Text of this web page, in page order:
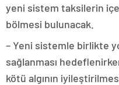
yeni sistem taksilerin
bölmesi bulunacak.
– Yeni sistemle birlikte
sağlanması
kötü algının